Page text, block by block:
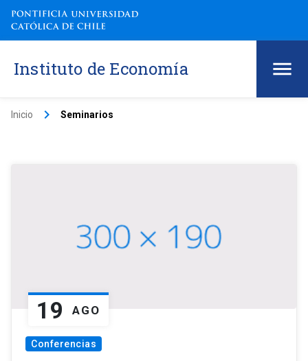
Instituto de Economía
Inicio keyboard_arrow_right Seminarios
19 AGO
Conferencias